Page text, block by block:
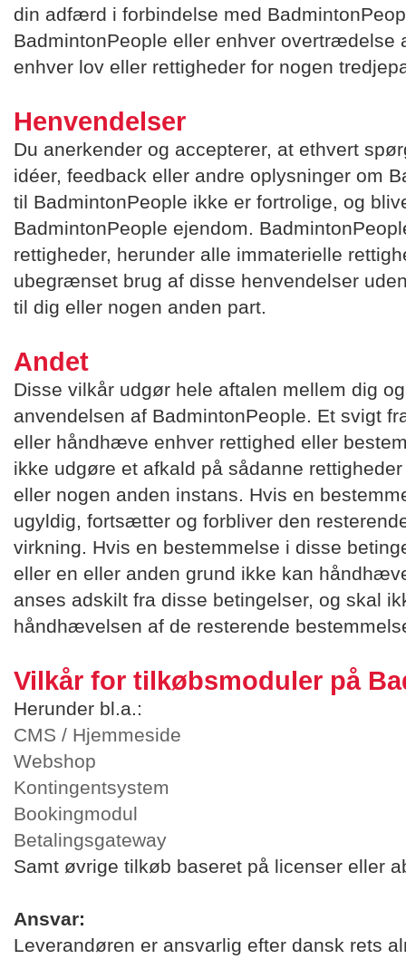
din adfærd i forbindelse med
BadmintonPeople eller enhver overtrædelse
enhver lov eller rettigheder for nogen
Henvendelser
Du anerkender og accepterer, at ethvert
idéer, feedback eller andre oplysninger om
til BadmintonPeople ikke er fortrolige, og
BadmintonPeople ejendom.
rettigheder, herunder alle immaterielle
ubegrænset brug af disse henvendelser
til dig eller nogen anden part.
Andet
Disse vilkår udgør hele aftalen mellem dig
anvendelsen af BadmintonPeople. Et svigt
eller håndhæve enhver rettighed eller
ikke udgøre et afkald på sådanne
eller nogen anden instans. Hvis en
ugyldig, fortsætter og forbliver den
virkning. Hvis en bestemmelse i disse
eller en eller anden grund ikke kan
anses adskilt fra disse betingelser, og skal
håndhævelsen af de resterende
Vilkår for tilkøbsmoduler på
Herunder bl.a.:
CMS / Hjemmeside
Webshop
Kontingentsystem
Bookingmodul
Betalingsgateway
Samt øvrige tilkøb baseret på licenser eller
Ansvar:
Leverandøren er ansvarlig efter dansk rets